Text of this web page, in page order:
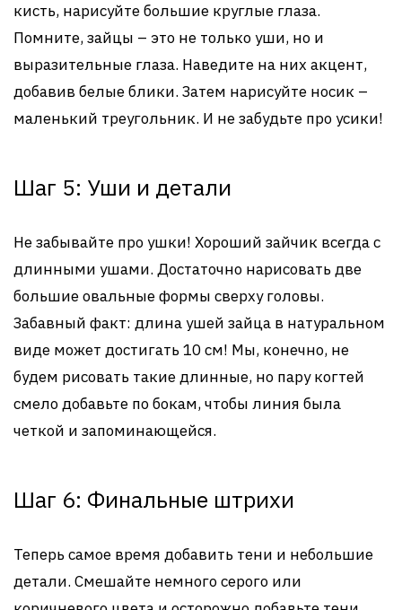
кисть, нарисуйте большие круглые глаза.
Помните, зайцы – это не только уши, но и
выразительные глаза. Наведите на них акцент,
добавив белые блики. Затем нарисуйте носик –
маленький треугольник. И не забудьте про усики!
Шаг 5: Уши и детали
Не забывайте про ушки! Хороший зайчик всегда с
длинными ушами. Достаточно нарисовать две
большие овальные формы сверху головы.
Забавный факт: длина ушей зайца в натуральном
виде может достигать 10 см! Мы, конечно, не
будем рисовать такие длинные, но пару когтей
смело добавьте по бокам, чтобы линия была
четкой и запоминающейся.
Шаг 6: Финальные штрихи
Теперь самое время добавить тени и небольшие
детали. Смешайте немного серого или